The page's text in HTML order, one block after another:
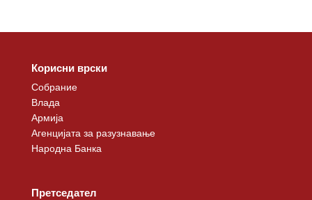
Корисни врски
Собрание
Влада
Армија
Агенцијата за разузнавање
Народна Банка
Претседател